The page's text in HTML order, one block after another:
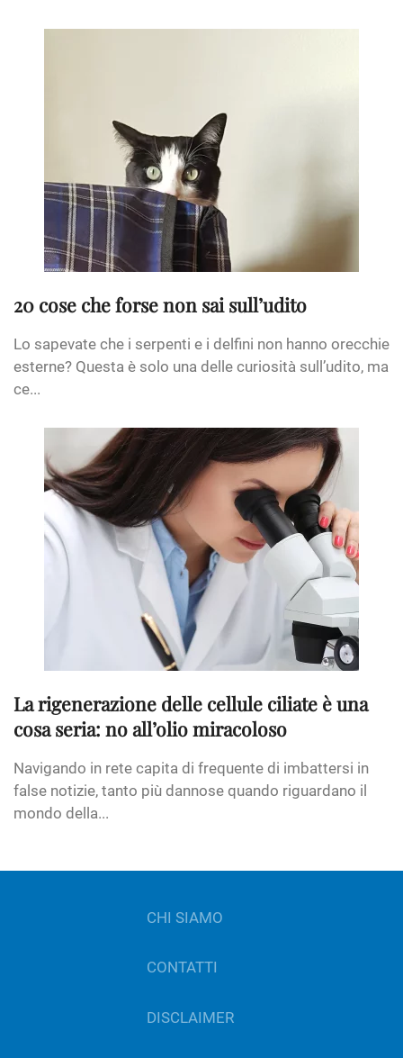
20 cose che forse non sai sull’udito
Lo sapevate che i serpenti e i delfini non hanno orecchie
esterne? Questa è solo una delle curiosità sull’udito, ma
ce...
La rigenerazione delle cellule ciliate è una
cosa seria: no all’olio miracoloso
Navigando in rete capita di frequente di imbattersi in
false notizie, tanto più dannose quando riguardano il
mondo della...
CHI SIAMO
CONTATTI
DISCLAIMER